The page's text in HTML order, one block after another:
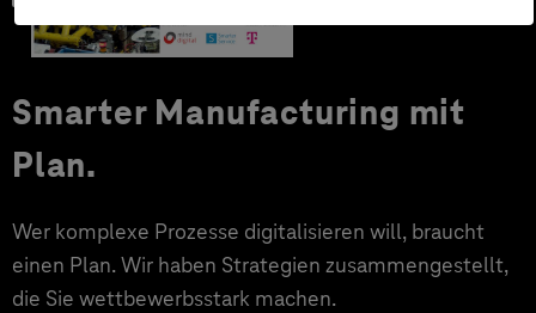
Smarter Manufacturing mit
Plan.
Wer komplexe Prozesse digitalisieren will, braucht
einen Plan. Wir haben Strategien zusammengestellt,
die Sie wettbewerbsstark machen.